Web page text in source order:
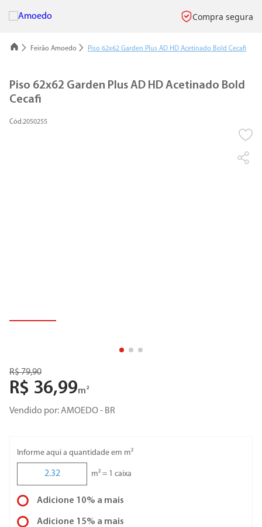
Compra segura
Feirão Amoedo Piso 62x62 Garden Plus AD HD Acetinado Bold Cecafi
Piso 62x62 Garden Plus AD HD Acetinado Bold
Cecafi
2050255
R$79,90
R$ 36,99m²
Vendido por:AMOEDO - BR
Informe aqui a quantidade em m²
m² = 1 caixa
Adicione 10% a mais
Adicione 15% a mais